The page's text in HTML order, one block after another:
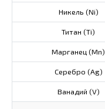
Никель (Ni)
Титан (Ti)
Марганец (Mn)
Серебро (Ag)
Ванадий (V)